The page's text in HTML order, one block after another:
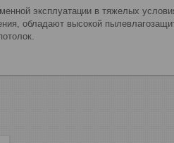
эксплуатации в тяжелых
обладают высокой